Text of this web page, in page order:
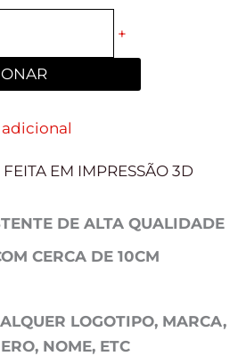
+
EM IMPRESSÃO 3D
DE ALTA QUALIDADE
CERCA DE 10CM
LOGOTIPO, MARCA,
NOME, ETC